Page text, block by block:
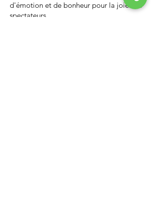
d'émotion et de bonheur pour la joie des
spectateurs.